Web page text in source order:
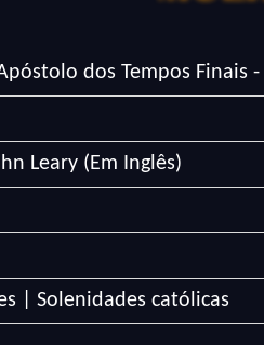
dos Tempos Finais -
Leary (Em Inglês)
| Solenidades católicas